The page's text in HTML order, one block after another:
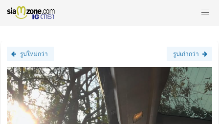
รูปใหม่กว่า รูปเก่ากว่า